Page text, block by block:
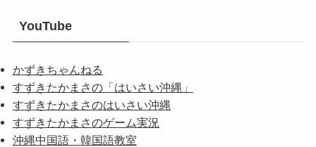
YouTube
かずきちゃんねる
すずきたかまさの「はいさい沖縄」
すずきたかまさのはいさい沖縄
すずきたかまさのゲーム実況
沖縄中国語・韓国語教室